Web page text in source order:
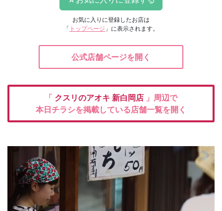
お気に入りに登録したお店は
「 トップページ 」に表示されます。
公式店舗ページを開く
「 クスリのアオキ 新白岡店 」周辺で
本日チラシを掲載している店舗一覧を開く